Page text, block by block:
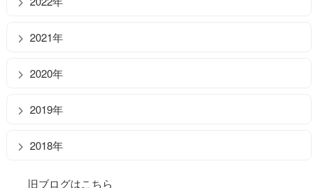
2021年
2020年
2019年
2018年
旧ブログはこちら